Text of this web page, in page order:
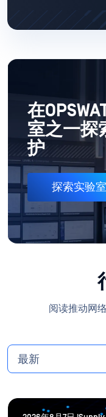
在
室之一探
护
探索实验室
阅读推动网
最新